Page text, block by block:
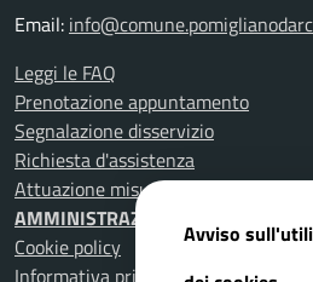
Email:
Leggi le FAQ
Prenotazione appuntamento
Segnalazione disservizio
Richiesta d'assistenza
Attuazione misure PNRR
AMMINISTRAZIONE TRASPARENTE
Cookie policy
Informativa privacy
Avviso